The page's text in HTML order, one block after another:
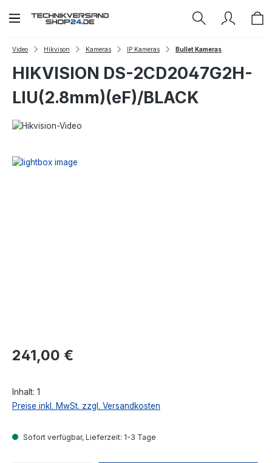
Zum Hauptinhalt springen
Video Hikvison Kameras IP Kameras Bullet Kameras
HIKVISION DS-2CD2047G2H-
LIU(2.8mm)(eF)/BLACK
Regulärer Preis:
241,00 €
Inhalt: 1
Preise inkl. MwSt. zzgl. Versandkosten
Sofort verfügbar, Lieferzeit: 1-3 Tage